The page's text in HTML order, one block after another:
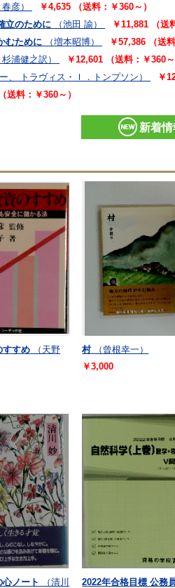
彦）
￥4,635 （送料：￥360～）
立のために
（池田 諭）
￥11,881 （送
むために
（増本昭博）
￥57,386 （送
浦健之訳）
￥12,601 （送料：￥360～
、 トラヴィス・Ｉ．トンプソン）
￥
送料：￥360～）
新着情
すすめ
（天野
村
（曾根幸一）
￥3,000
ノート （清川 2022年合格目標 公務